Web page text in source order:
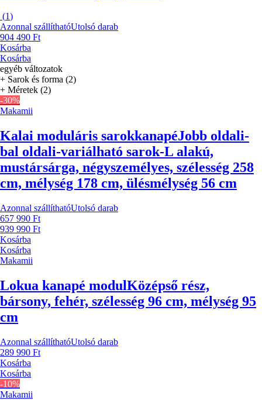
(1)
Azonnal szállíthatóUtolsó darab
904 490 Ft
Kosárba
Kosárba
egyéb változatok
+ Sarok és forma (2)
+ Méretek (2)
-30%
Makamii
Kalai moduláris sarokkanapéJobb oldali-
bal oldali-variálható sarok-L alakú,
mustársárga, négyszemélyes, szélesség 258
cm, mélység 178 cm, ülésmélység 56 cm
Azonnal szállíthatóUtolsó darab
657 990 Ft
939 990 Ft
Kosárba
Kosárba
Makamii
Lokua kanapé modulKözépső rész,
bársony, fehér, szélesség 96 cm, mélység 95
cm
Azonnal szállíthatóUtolsó darab
289 990 Ft
Kosárba
Kosárba
-10%
Makamii